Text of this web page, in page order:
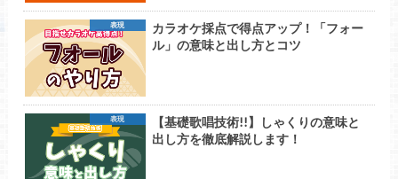
表現
カラオケ採点で得点アップ！「フォー
ル」の意味と出し方とコツ
表現
【基礎歌唱技術!!】しゃくりの意味と
出し方を徹底解説します！